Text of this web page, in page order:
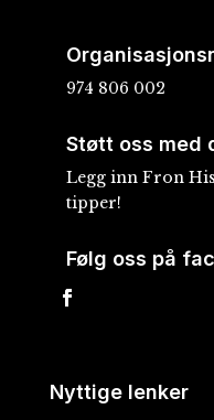
974 806 002
Støtt oss med
Legg inn Fron
tipper!
Følg oss på
Nyttige lenker